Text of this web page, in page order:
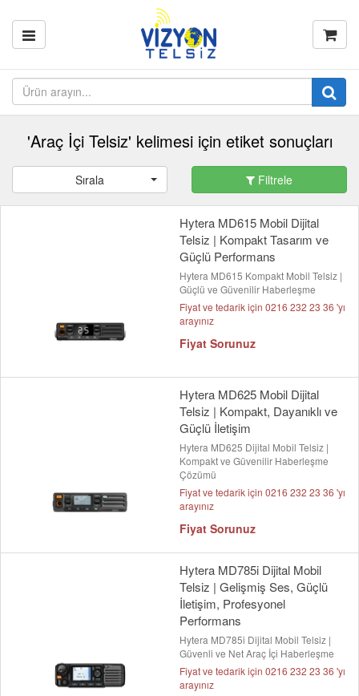
'Araç İçi Telsiz' kelimesi için etiket sonuçları
Sırala Filtrele
Hytera MD615 Mobil Dijital
Telsiz | Kompakt Tasarım ve
Güçlü Performans
Hytera MD615 Kompakt Mobil Telsiz |
Güçlü ve Güvenilir Haberleşme
Fiyat ve tedarik için 0216 232 23 36 'yı
arayınız
Fiyat Sorunuz
Hytera MD625 Mobil Dijital
Telsiz | Kompakt, Dayanıklı ve
Güçlü İletişim
Hytera MD625 Dijital Mobil Telsiz |
Kompakt ve Güvenilir Haberleşme
Çözümü
Fiyat ve tedarik için 0216 232 23 36 'yı
arayınız
Fiyat Sorunuz
Hytera MD785i Dijital Mobil
Telsiz | Gelişmiş Ses, Güçlü
İletişim, Profesyonel
Performans
Hytera MD785i Dijital Mobil Telsiz |
Güvenli ve Net Araç İçi Haberleşme
Fiyat ve tedarik için 0216 232 23 36 'yı
arayınız